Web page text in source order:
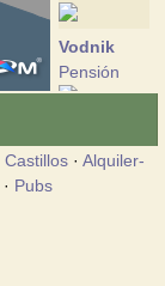
Vodnik
Pensión
Pensión
Castillos· Alquiler-
· Pubs